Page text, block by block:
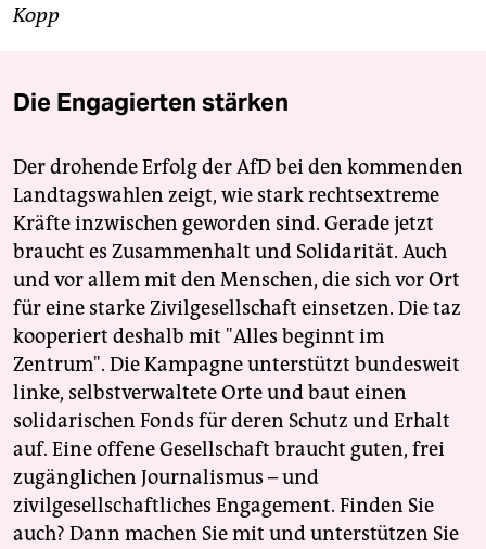
Kopp
Die Engagierten stärken
Der drohende Erfolg der AfD bei den kommenden
Landtagswahlen zeigt, wie stark rechtsextreme
Kräfte inzwischen geworden sind. Gerade jetzt
braucht es Zusammenhalt und Solidarität. Auch
und vor allem mit den Menschen, die sich vor Ort
für eine starke Zivilgesellschaft einsetzen. Die taz
kooperiert deshalb mit "Alles beginnt im
Zentrum". Die Kampagne unterstützt bundesweit
linke, selbstverwaltete Orte und baut einen
solidarischen Fonds für deren Schutz und Erhalt
auf. Eine offene Gesellschaft braucht guten, frei
zugänglichen Journalismus – und
zivilgesellschaftliches Engagement. Finden Sie
auch? Dann machen Sie mit und unterstützen Sie